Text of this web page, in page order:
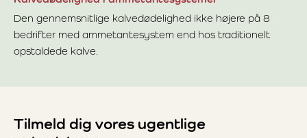
Den gennemsnitlige kalvedødelighed ikke højere på 8
bedrifter med ammetantesystem end hos traditionelt
opstaldede kalve.
Tilmeld dig vores ugentlige